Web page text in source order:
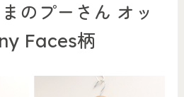
のプーさん オッ
Faces柄